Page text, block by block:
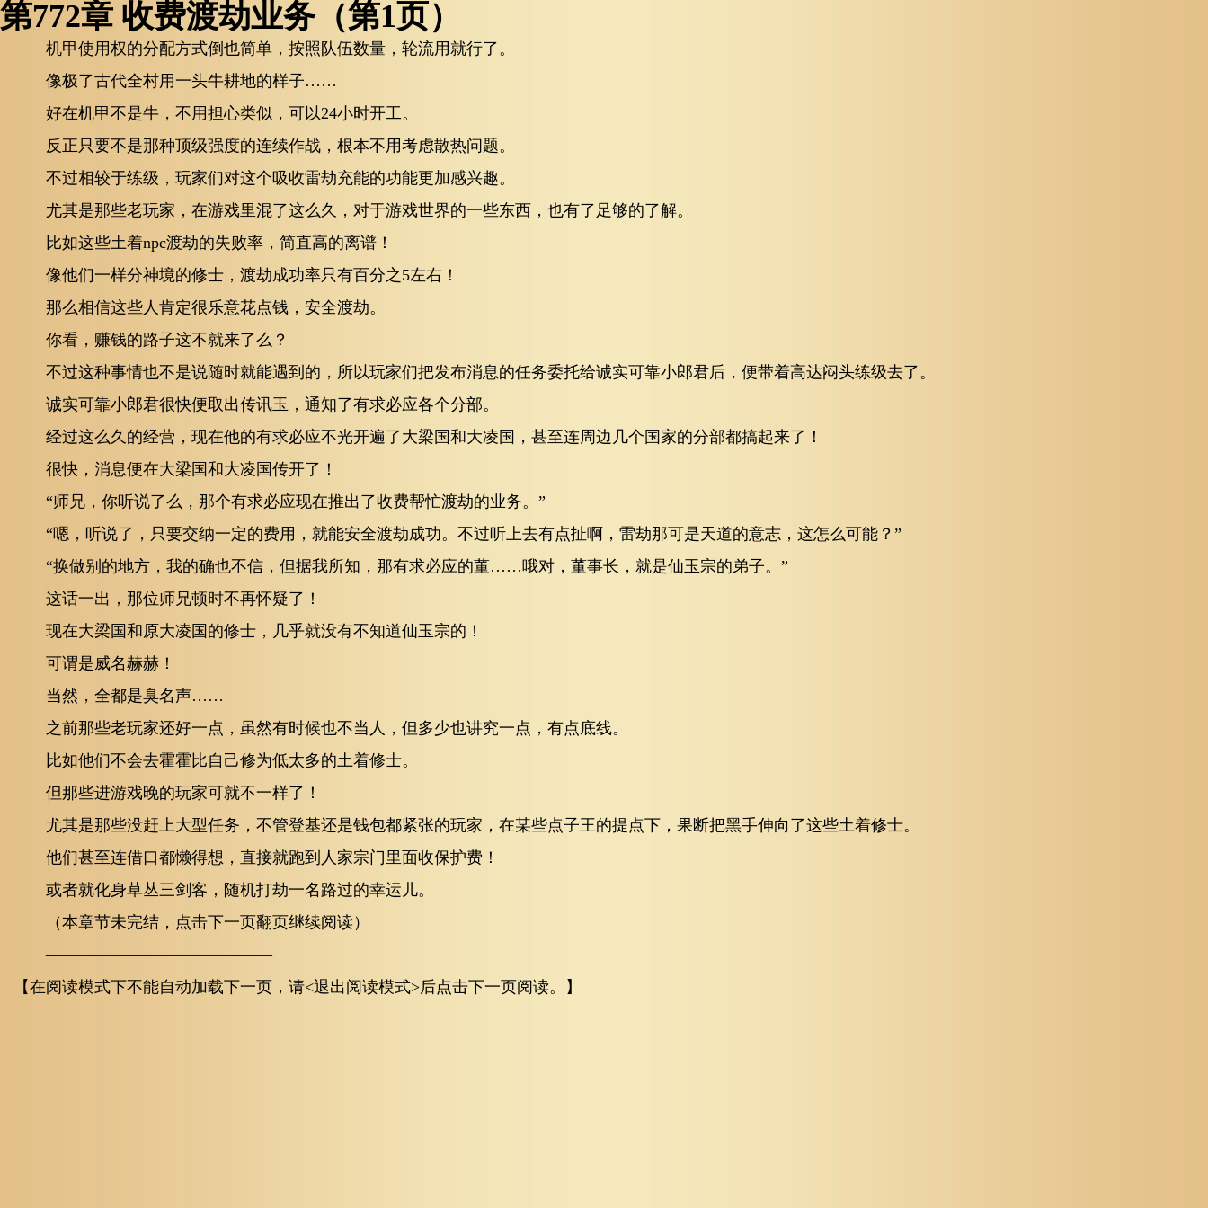
第772章 收费渡劫业务（第1页）
机甲使用权的分配方式倒也简单，按照队伍数量，轮流用就行了。
像极了古代全村用一头牛耕地的样子……
好在机甲不是牛，不用担心类似，可以24小时开工。
反正只要不是那种顶级强度的连续作战，根本不用考虑散热问题。
不过相较于练级，玩家们对这个吸收雷劫充能的功能更加感兴趣。
尤其是那些老玩家，在游戏里混了这么久，对于游戏世界的一些东西，也有了足够的了解。
比如这些土着npc渡劫的失败率，简直高的离谱！
像他们一样分神境的修士，渡劫成功率只有百分之5左右！
那么相信这些人肯定很乐意花点钱，安全渡劫。
你看，赚钱的路子这不就来了么？
不过这种事情也不是说随时就能遇到的，所以玩家们把发布消息的任务委托给诚实可靠小郎君后，便带着高达闷头练级去了。
诚实可靠小郎君很快便取出传讯玉，通知了有求必应各个分部。
经过这么久的经营，现在他的有求必应不光开遍了大梁国和大凌国，甚至连周边几个国家的分部都搞起来了！
很快，消息便在大梁国和大凌国传开了！
“师兄，你听说了么，那个有求必应现在推出了收费帮忙渡劫的业务。”
“嗯，听说了，只要交纳一定的费用，就能安全渡劫成功。不过听上去有点扯啊，雷劫那可是天道的意志，这怎么可能？”
“换做别的地方，我的确也不信，但据我所知，那有求必应的董……哦对，董事长，就是仙玉宗的弟子。”
这话一出，那位师兄顿时不再怀疑了！
现在大梁国和原大凌国的修士，几乎就没有不知道仙玉宗的！
可谓是威名赫赫！
当然，全都是臭名声……
之前那些老玩家还好一点，虽然有时候也不当人，但多少也讲究一点，有点底线。
比如他们不会去霍霍比自己修为低太多的土着修士。
但那些进游戏晚的玩家可就不一样了！
尤其是那些没赶上大型任务，不管登基还是钱包都紧张的玩家，在某些点子王的提点下，果断把黑手伸向了这些土着修士。
他们甚至连借口都懒得想，直接就跑到人家宗门里面收保护费！
或者就化身草丛三剑客，随机打劫一名路过的幸运儿。
（本章节未完结，点击下一页翻页继续阅读）
——————————————
【在阅读模式下不能自动加载下一页，请<退出阅读模式>后点击下一页阅读。】